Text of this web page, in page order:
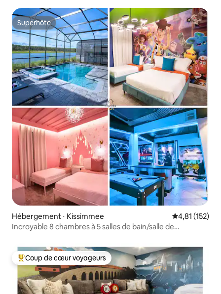
Superhôte
Superhôte
Hébergement ⋅ Kissimmee Évaluation
4,81 (152)
Incroyable 8 chambres à 5 salles de bain/salle de
Coups de cœur voyageurs les plus appréciés
Coup de cœur voyageurs